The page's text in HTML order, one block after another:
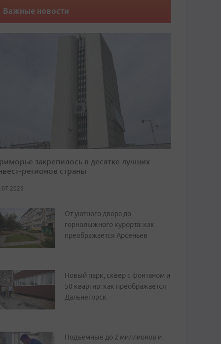
Важные новости
закрепилось в десятке лучших
регионов страны
От уютного двора до
горнолыжного курорта: как
преображается Арсеньев
Новый парк, сквер с фонтаном и
50 квартир: как преображается
Дальнегорск
Подъемные до 2 миллионов и